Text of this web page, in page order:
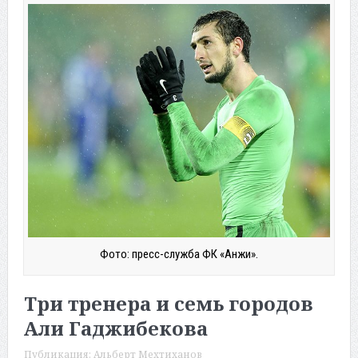
Фото: пресс-служба ФК «Анжи».
Три тренера и семь городов
Али Гаджибекова
Публикация: Альберт Мехтиханов